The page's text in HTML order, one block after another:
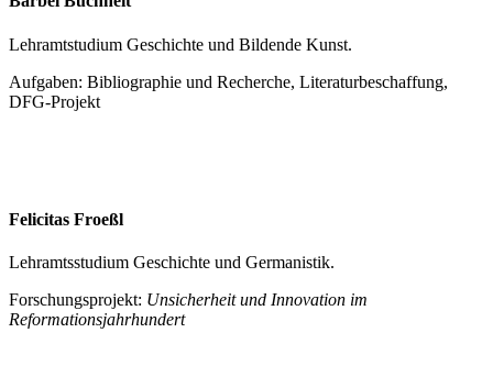
Lehramtstudium Geschichte und Bildende Kunst.
Aufgaben: Bibliographie und Recherche, Literaturbeschaffung,
DFG-Projekt
Felicitas Froeßl
Lehramtsstudium Geschichte und Germanistik.
Forschungsprojekt: Unsicherheit und Innovation im
Reformationsjahrhundert